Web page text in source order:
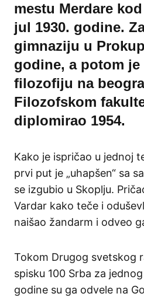
mestu Merdare
jul 1930. godine.
gimnaziju u
godine, a potom je
filozofiju na
Filozofskom
diplomirao 1954.
Kako je ispričao u jednoj
prvi put je „uhapšen“ sa
se izgubio u Skoplju.
Vardar kako teče i
naišao žandarm i odveo
Tokom Drugog svetskog
spisku 100 Srba za
godine su ga odvele na